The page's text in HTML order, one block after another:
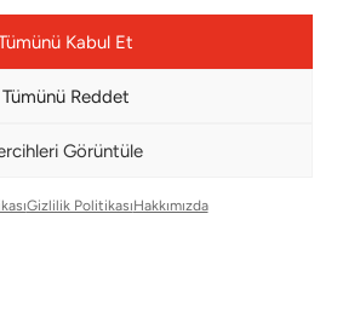
Kabul Et
Tümünü Reddet
Görüntüle
Gizlilik PolitikasıHakkımızda